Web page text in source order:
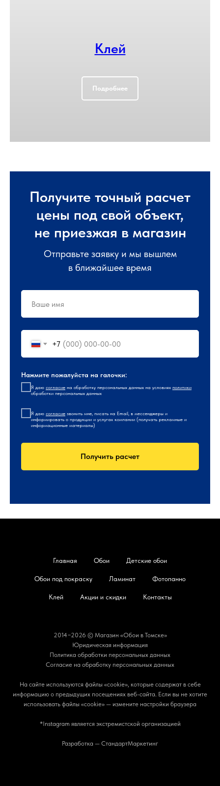
Клей
Подробнее
Получите точный расчет
цены под свой объект,
не приезжая в магазин
Отправьте заявку и мы вышлем
в ближайшее время
+7
Нажмите пожалуйста на галочки:
Я даю согласие на обработку персональных данных на условиях политики
обработки персональных данных
Я даю согласие звонить мне, писать на Email, в мессенджеры и
информировать о продукции и услугах компании (получать рекламные и
информационные материалы)
Получить расчет
Главная Обои Детские обои
Обои под покраску Ламинат Фотопанно
Клей Акции и скидки Контакты
2014−2026 © Магазин «Обои в Томске»
Юридическая информация
Политика обработки персональных данных
Согласие на обработку персональных данных
На сайте используются файлы «cookie», которые содержат в себе
информацию о предыдущих посещениях веб-сайта. Если вы не хотите
использовать файлы «cookie» — измените настройки браузера
*Instagram является экстремистской организацией
Разработка — СтандартМаркетинг